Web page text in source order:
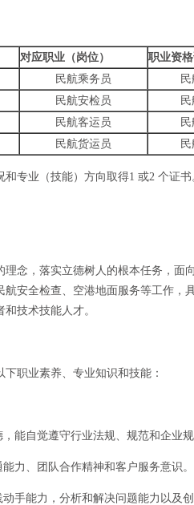
对应职业（岗位） 职业资
民航乘务员
民航安检员
民航客运员
民航货运员
业（技能）方向取得1 或2 个证书
，落实立德树人的根本任务，面
航安全检查、空港地面服务等工作
技术技能人才。
职业素养、专业知识和技能：
自觉遵守行业法规、规范和企业规
、团队合作精神和客户服务意识。
能力，分析和解决问题能力以及创